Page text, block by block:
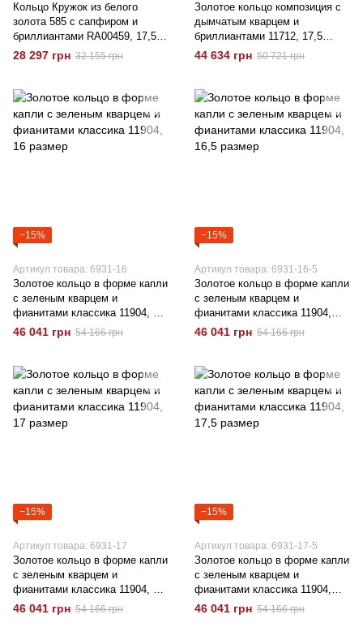
Кольцо Кружок из белого
золота 585 с сапфиром и
бриллиантами RA00459, 17,5
размер
28 297 грн 32 155 грн
Золотое кольцо композиция с
дымчатым кварцем и
бриллиантами 11712, 17,5
размер
44 634 грн 50 721 грн
−15%
Артикул товара: 6931-16
Золотое кольцо в форме капли
с зеленым кварцем и
фианитами классика 11904, 16
размер
46 041 грн 54 166 грн
−15%
Артикул товара: 6931-16-5
Золотое кольцо в форме капли
с зеленым кварцем и
фианитами классика 11904,
16,5 размер
46 041 грн 54 166 грн
−15%
Артикул товара: 6931-17
Золотое кольцо в форме капли
с зеленым кварцем и
фианитами классика 11904, 17
размер
46 041 грн 54 166 грн
−15%
Артикул товара: 6931-17-5
Золотое кольцо в форме капли
с зеленым кварцем и
фианитами классика 11904,
17,5 размер
46 041 грн 54 166 грн